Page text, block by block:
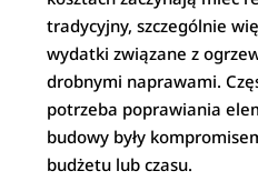
tradycyjny, szczególnie
wydatki związane z
drobnymi naprawami.
potrzeba poprawiania
budowy były
budżetu lub czasu.